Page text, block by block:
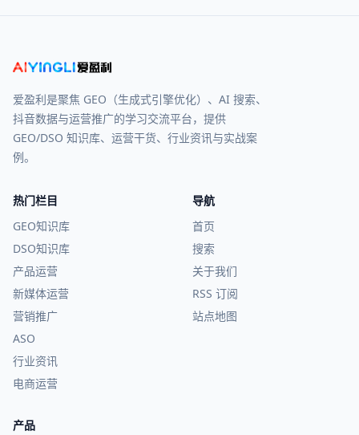
爱盈利是聚焦 GEO（生成式引擎优化）、AI 搜索、
抖音数据与运营推广的学习交流平台，提供
GEO/DSO 知识库、运营干货、行业资讯与实战案
例。
热门栏目
GEO知识库
DSO知识库
产品运营
新媒体运营
营销推广
ASO
行业资讯
电商运营
导航
首页
搜索
关于我们
RSS 订阅
站点地图
产品